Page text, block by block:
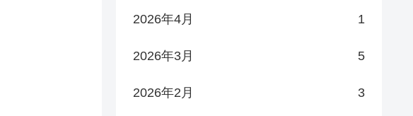
2026年4月 1
2026年3月 5
2026年2月 3